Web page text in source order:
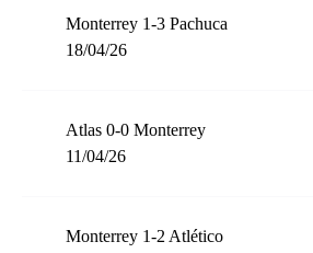
Monterrey 1-3 Pachuca
18/04/26
Atlas 0-0 Monterrey
11/04/26
Monterrey 1-2 Atlético